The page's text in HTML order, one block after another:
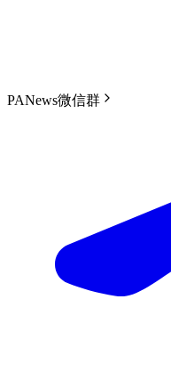
PANews微信群